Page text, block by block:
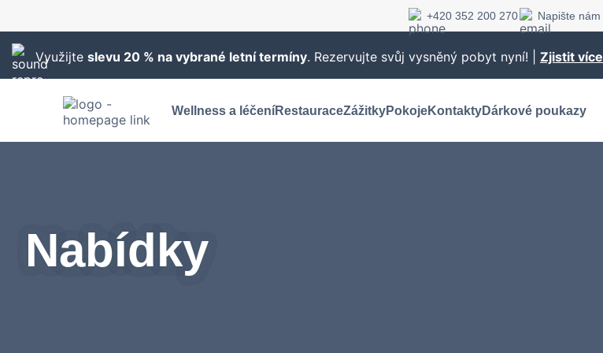
+420 352 200 270 Napište nám
Využijte slevu 20 % na vybrané letní termíny. Rezervujte svůj vysněný pobyt nyní! | Zjistit více
Wellness a léčeníRestauraceZážitkyPokojeKontaktyDárkové poukazy
Nabídky